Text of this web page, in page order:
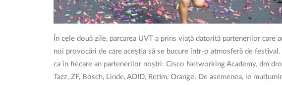
În cele două zile, parcarea UVT a prins viață datorită partenerilor care
noi provocări de care aceștia să se bucure într-o atmosferă de
ca în fiecare an partenerilor noștri: Cisco Networking Academy, dm
Tazz, ZF, Bosch, Linde, ADID, Retim, Orange. De asemenea, le